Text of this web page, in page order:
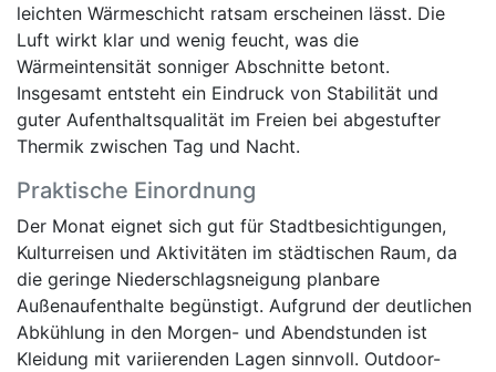
leichten Wärmeschicht ratsam erscheinen lässt. Die
Luft wirkt klar und wenig feucht, was die
Wärmeintensität sonniger Abschnitte betont.
Insgesamt entsteht ein Eindruck von Stabilität und
guter Aufenthaltsqualität im Freien bei abgestufter
Thermik zwischen Tag und Nacht.
Praktische Einordnung
Der Monat eignet sich gut für Stadtbesichtigungen,
Kulturreisen und Aktivitäten im städtischen Raum, da
die geringe Niederschlagsneigung planbare
Außenaufenthalte begünstigt. Aufgrund der deutlichen
Abkühlung in den Morgen- und Abendstunden ist
Kleidung mit variierenden Lagen sinnvoll. Outdoor-